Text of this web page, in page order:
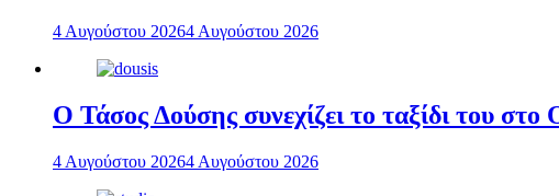
4 Αυγούστου 20264 Αυγούστου 2026
Ο Τάσος Δούσης συνεχίζει το ταξίδι του
4 Αυγούστου 20264 Αυγούστου 2026